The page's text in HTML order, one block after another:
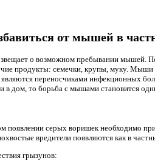
от мышей в
о возможном пребывании мышей.
продукты: семечки, крупы, муку.
переносчиками инфекционных
в дом, то борьба с мышами становится
появлении серых воришек необходимо
вредители появляются как в
грызунов: